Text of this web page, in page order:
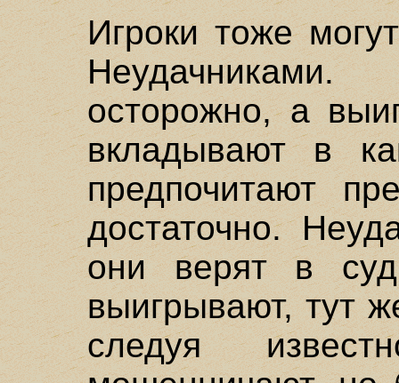
Игроки тоже
Неудачниками.
осторожно, а
вкладывают в
предпочитают
достаточно.
они верят в
выигрывают, тут
следуя